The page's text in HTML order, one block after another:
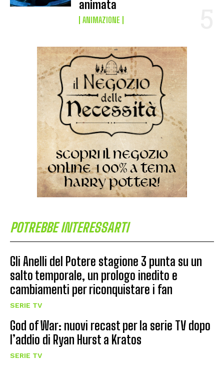
animata
ANIMAZIONE
POTREBBE INTERESSARTI
Gli Anelli del Potere stagione 3 punta su un
salto temporale, un prologo inedito e
cambiamenti per riconquistare i fan
SERIE TV
God of War: nuovi recast per la serie TV dopo
l’addio di Ryan Hurst a Kratos
SERIE TV